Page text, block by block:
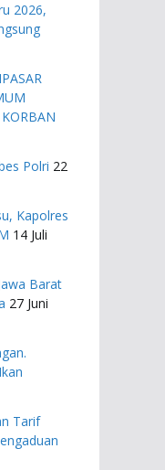
2026,
Polri 22
Kapolres
14 Juli
Barat
27 Juni
Tarif